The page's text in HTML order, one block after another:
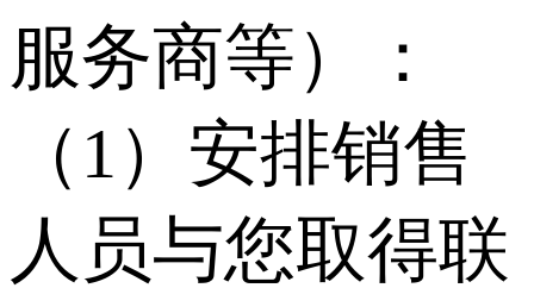
服务商等）：
（1）安排销售
人员与您取得联